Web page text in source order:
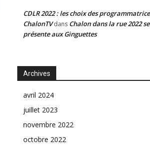
CDLR 2022 : les choix des
ChalonTVdans Chalon dans la rue 2022 se
présente aux Ginguettes
Archives
avril 2024
juillet 2023
novembre 2022
octobre 2022